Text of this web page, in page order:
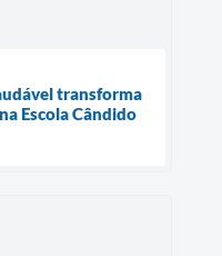
transforma
Escola Cândido